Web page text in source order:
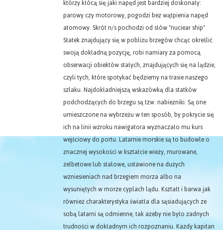
którzy kłócą się jaki napęd jest bardziej doskonały:
parowy czy motorowy, pogodzi bez wątpienia napęd
atomowy. Skrót n/s pochodzi od słów "nuciear ship"
Statek znajdujący się w pobliżu brzegów chcąc określić
swoją dokładną pozycję, robi namiary za pomocą
obserwacji obiektów stałych, znajdujących się na lądzie,
czyli tych, które spotykać będziemy na trasie naszego
szlaku. Najdokładniejszą wskazówką dla statków
podchodzących do brzegu są tzw. nabieżniki. Są one
umieszczone na wybrzeżu w ten sposób, by pokrycie się
ich na linii wzroku nawigatora wyznaczało mu kurs
wejściowy do portu. Latarnie morskie są to budowle o
znacznej wysokości w kształcie wieży, murowane,
żelbetowe lub stalowe, ustawione na dużych
wzniesieniach nad brzegiem morza albo na
wysuniętych w morze cyplach lądu. Kształt i barwa jak
również charakterystyka światła dla sąsiadujących ze
sobą latarni są odmienne, tak ażeby nie było żadnych
trudności w dokładnym ich rozpoznaniu. Każdy kapitan